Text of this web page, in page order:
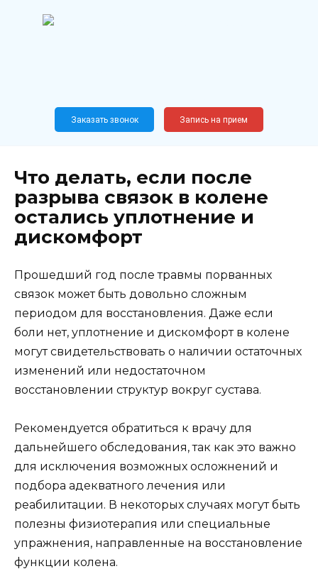
Новослободская, 62, к12
Заказать звонок Запись на прием
Что делать, если после
разрыва связок в колене
остались уплотнение и
дискомфорт
Прошедший год после травмы порванных
связок может быть довольно сложным
периодом для восстановления. Даже если
боли нет, уплотнение и дискомфорт в колене
могут свидетельствовать о наличии остаточных
изменений или недостаточном
восстановлении структур вокруг сустава.
Рекомендуется обратиться к врачу для
дальнейшего обследования, так как это важно
для исключения возможных осложнений и
подбора адекватного лечения или
реабилитации. В некоторых случаях могут быть
полезны физиотерапия или специальные
упражнения, направленные на восстановление
функции колена.